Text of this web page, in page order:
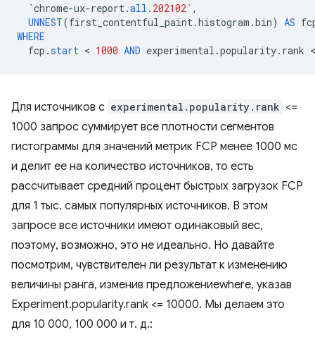
`chrome-ux-report.all . 202102` ,
UNNEST(first_contentful_paint.histogram .bin) AS
WHERE
fcp .start < 1000 AND experimental .popularity. rank <
Для источников с experimental.popularity.rank <=
1000 запрос суммирует все плотности сегментов
гистограммы для значений метрик FCP менее 1000 мс
и делит ее на количество источников, то есть
рассчитывает средний процент быстрых загрузок FCP
для 1 тыс. самых популярных источников. В этом
запросе все источники имеют одинаковый вес,
поэтому, возможно, это не идеально. Но давайте
посмотрим, чувствителен ли результат к изменению
величины ранга, изменив предложениеwhere, указав
Experiment.popularity.rank <= 10000. Мы делаем это
для 10 000, 100 000 и т. д.: